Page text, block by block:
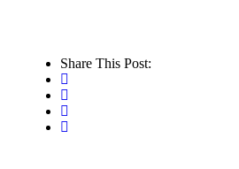
Share This Post: